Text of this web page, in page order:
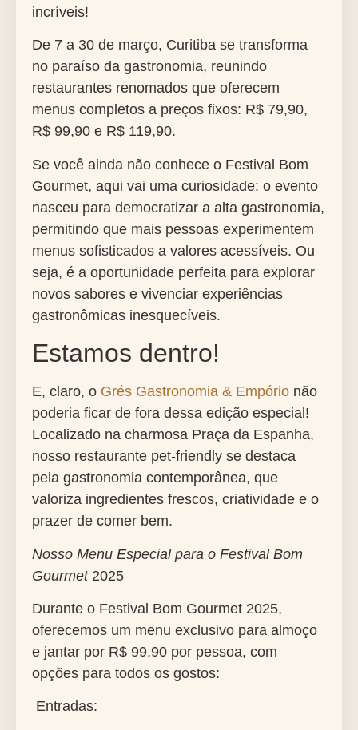
incríveis!
De 7 a 30 de março, Curitiba se transforma
no paraíso da gastronomia, reunindo
restaurantes renomados que oferecem
menus completos a preços fixos: R$ 79,90,
R$ 99,90 e R$ 119,90.
Se você ainda não conhece o Festival Bom
Gourmet, aqui vai uma curiosidade: o evento
nasceu para democratizar a alta gastronomia,
permitindo que mais pessoas experimentem
menus sofisticados a valores acessíveis. Ou
seja, é a oportunidade perfeita para explorar
novos sabores e vivenciar experiências
gastronômicas inesquecíveis.
Estamos dentro!
E, claro, o Grés Gastronomia & Empório não
poderia ficar de fora dessa edição especial!
Localizado na charmosa Praça da Espanha,
nosso restaurante pet-friendly se destaca
pela gastronomia contemporânea, que
valoriza ingredientes frescos, criatividade e o
prazer de comer bem.
Nosso Menu Especial para o Festival Bom
Gourmet2025
Durante o Festival Bom Gourmet 2025,
oferecemos um menu exclusivo para almoço
e jantar por R$ 99,90 por pessoa, com
opções para todos os gostos:
Entradas: